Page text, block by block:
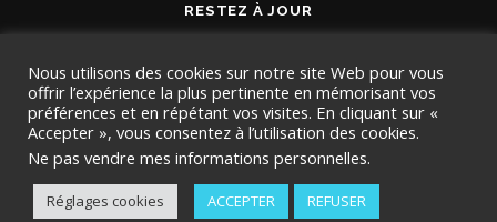
RESTEZ À JOUR
Copyright © 2026 TMD Conseil OnePressthème par
Nous utilisons des cookies sur notre site Web pour vous
offrir l’expérience la plus pertinente en mémorisant vos
préférences et en répétant vos visites. En cliquant sur «
Accepter », vous consentez à l’utilisation des cookies.
Ne pas vendre mes informations personnelles.
Réglages cookies ACCEPTER REFUSER